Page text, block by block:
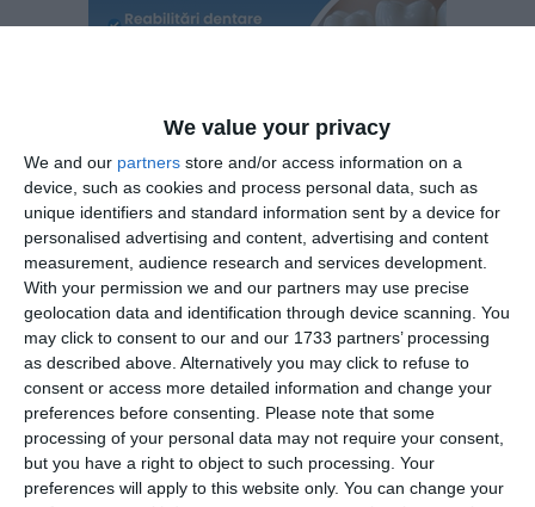
We value your privacy
We and our partners store and/or access information on a
device, such as cookies and process personal data, such as
unique identifiers and standard information sent by a device for
personalised advertising and content, advertising and content
measurement, audience research and services development.
With your permission we and our partners may use precise
geolocation data and identification through device scanning. You
may click to consent to our and our 1733 partners’ processing
as described above. Alternatively you may click to refuse to
consent or access more detailed information and change your
preferences before consenting.
Please note that some
processing of your personal data may not require your consent,
but you have a right to object to such processing. Your
preferences will apply to this website only. You can change your
Totodată, în cauză au fost dispuse măsuri asigurătorii în
vederea recuperării prejudiciului. De asemenea, față de
persoana vizată de percheziția domiciliară a fost luată
măsura preventivă a controlului judiciar, pentru o perioadă
de 60 de zile.
Activitățile procedurale vizează identificarea și ridicarea de